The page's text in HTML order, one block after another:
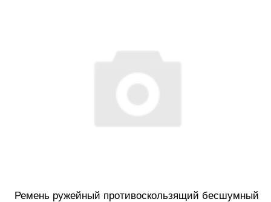
Ремень ружейный противоскользящий бесшумный